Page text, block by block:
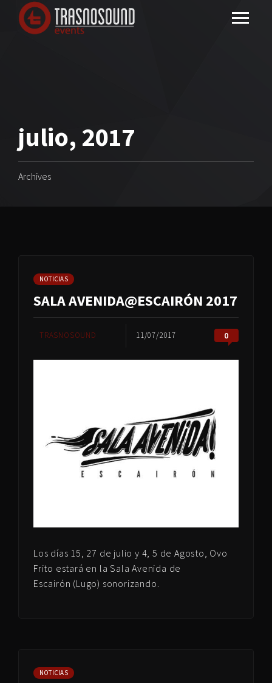
julio, 2017
Archives
NOTICIAS
SALA AVENIDA@ESCAIRÓN 2017
TRASNOSOUND 11/07/2017 0
Los días 15, 27 de julio y 4, 5 de Agosto, Ovo
Frito estará en la Sala Avenida de
Escairón (Lugo) sonorizando.
NOTICIAS